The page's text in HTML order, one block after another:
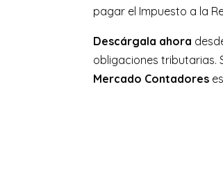
pagar el Impuesto a la
Descárgala ahora
obligaciones tributarias.
Mercado Contadores